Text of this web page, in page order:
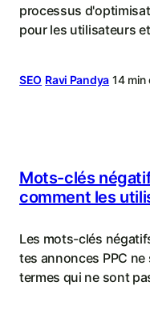
processus
pour les utilisateurs
SEO Ravi Pandya 14 min
Mots-clés
comment les
Les mots-clés
tes annonces PPC
termes qui ne sont